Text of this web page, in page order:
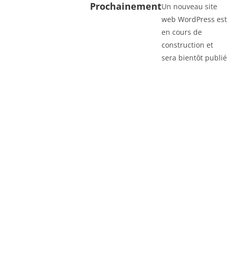
ProchainementUn nouveau site
web WordPress est
en cours de
construction et
sera bientôt publié